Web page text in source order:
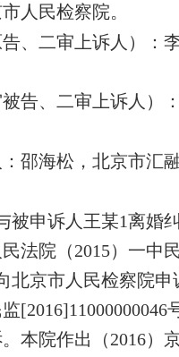
人民检察院。
、二审上诉人）：
告、二审上诉人）
邵海松，北京市汇
被申诉人王某1离婚
法院（2015）一中
北京市人民检察院
[2016]11000000046
本院作出（2016）